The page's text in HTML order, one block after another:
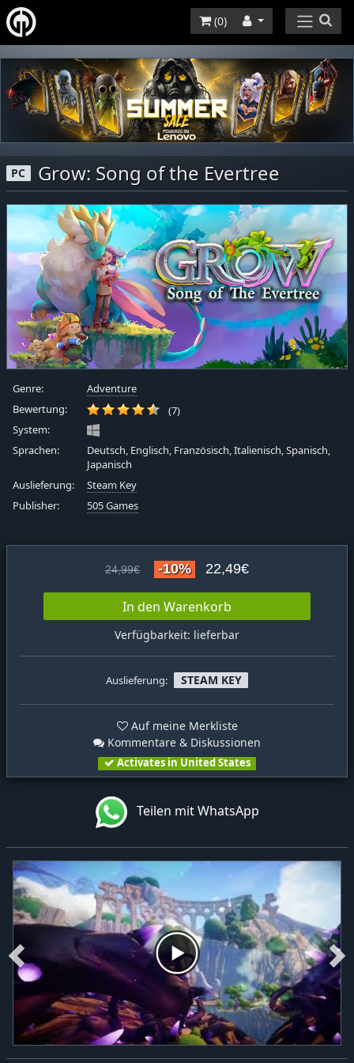
(0)
PC Grow: Song of the Evertree
Genre:
Adventure
Bewertung:
(7)
System:
Sprachen:
Deutsch, Englisch, Französisch, Italienisch, Spanisch,
Japanisch
Auslieferung:
Steam Key
Publisher:
505 Games
24,99€ -10% 22,49€
In den Warenkorb
Verfügbarkeit: lieferbar
Auslieferung: STEAM KEY
Auf meine Merkliste
Kommentare & Diskussionen
Activates in United States
Teilen mit WhatsApp